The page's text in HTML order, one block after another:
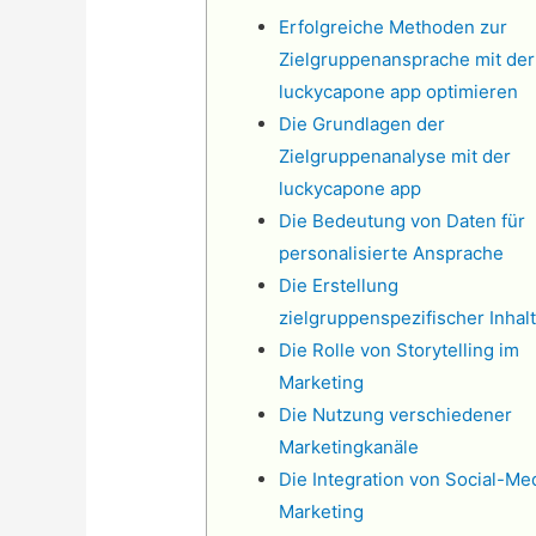
Erfolgreiche Methoden zur
Zielgruppenansprache mit der
luckycapone app optimieren
Die Grundlagen der
Zielgruppenanalyse mit der
luckycapone app
Die Bedeutung von Daten für
personalisierte Ansprache
Die Erstellung
zielgruppenspezifischer
Die Rolle von Storytelling im
Marketing
Die Nutzung verschiedener
Marketingkanäle
Die Integration von Social-
Marketing